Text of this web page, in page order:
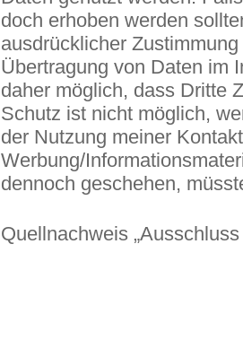
doch erhoben werden
ausdrücklicher
Übertragung von Daten im
daher möglich, dass Dritte
Schutz ist nicht möglich,
der Nutzung meiner
Werbung/
dennoch geschehen,
Quellnachweis